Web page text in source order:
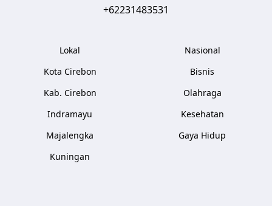
+62231483531
Lokal
Kota Cirebon
Kab. Cirebon
Indramayu
Majalengka
Kuningan
Nasional
Bisnis
Olahraga
Kesehatan
Gaya Hidup